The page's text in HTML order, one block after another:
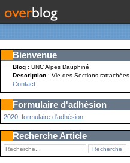
Bienvenue
Blog : UNC Alpes Dauphiné
Description: Vie des Sections rattachées
Contact
Formulaire d'adhésion
2020: formulaire d'adhésion
Recherche Article